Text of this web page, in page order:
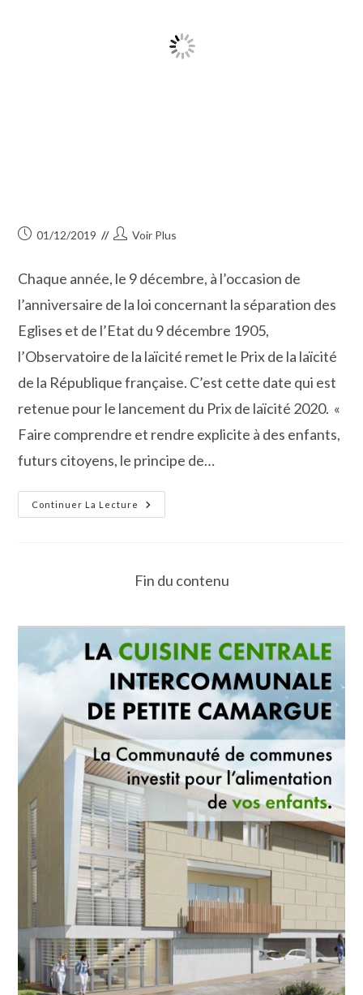
Publication
01/12/2019
Auteur/autrice
publication :
Voir Plus
Chaque année, le 9 décembre, à l’occasion de
l’anniversaire de la loi concernant la séparation des
Eglises et de l’Etat du 9 décembre 1905,
l’Observatoire de la laïcité remet le Prix de la laïcité
de la République française. C’est cette date qui est
retenue pour le lancement du Prix de laïcité 2020. «
Faire comprendre et rendre explicite à des enfants,
futurs citoyens, le principe de…
Continuer La Lecture
Prix
»
Fin du contenu